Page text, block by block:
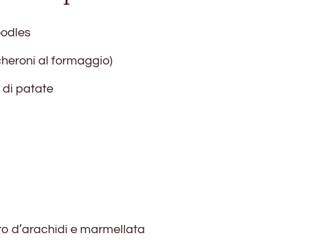
al formaggio)
di patate
d’arachidi e marmellata